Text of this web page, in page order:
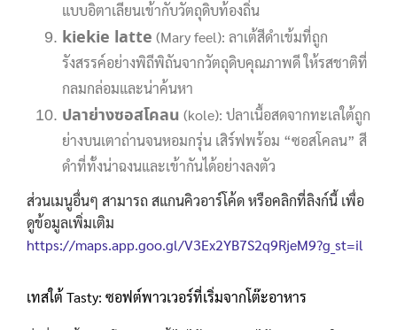
แบบอิตาเลียนเข้ากับวัตถุดิบท้องถิ่น
kiekie latte (Mary feel): ลาเต้สีดำเข้มที่ถูก
รังสรรค์อย่างพิถีพิถันจากวัตถุดิบคุณภาพดี ให้รสชาติที่
กลมกล่อมและน่าค้นหา
ปลาย่างซอสโคลน (kole): ปลาเนื้อสดจากทะเลใต้ถูก
ย่างบนเตาถ่านจนหอมกรุ่น เสิร์ฟพร้อม “ซอสโคลน” สี
ดำที่ทั้งน่าฉงนและเข้ากันได้อย่างลงตัว
ส่วนเมนูอื่นๆ สามารถ สแกนคิวอาร์โค้ด หรือคลิกที่ลิงก์นี้ เพื่อ
ดูข้อมูลเพิ่มเติม
https://maps.app.goo.gl/V3Ex2YB7S2q9RjeM9?g_st=il
เทสใต้ Tasty: ซอฟต์พาวเวอร์ที่เริ่มจากโต๊ะอาหาร